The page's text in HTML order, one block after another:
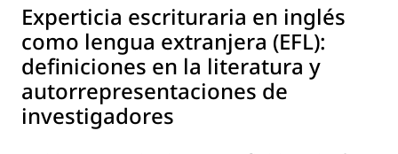
Experticia escrituraria en inglés
como lengua extranjera (EFL):
definiciones en la literatura y
autorrepresentaciones de
investigadores